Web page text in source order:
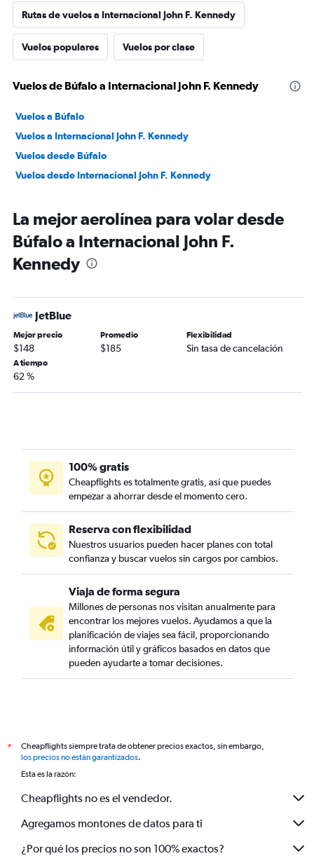
Rutas de vuelos a Internacional John F. Kennedy
Vuelos populares Vuelos por clase
Vuelos de Búfalo a Internacional John F. Kennedy
Vuelos a Búfalo
Vuelos a Internacional John F. Kennedy
Vuelos desde Búfalo
Vuelos desde Internacional John F. Kennedy
La mejor aerolínea para volar desde
Búfalo a Internacional John F.
Kennedy
JetBlue
Mejor precio
$148
Promedio
$185
Flexibilidad
Sin tasa de cancelación
A tiempo
62 %
100% gratis
Cheapflights es totalmente gratis, así que puedes
empezar a ahorrar desde el momento cero.
Reserva con flexibilidad
Nuestros usuarios pueden hacer planes con total
confianza y buscar vuelos sin cargos por cambios.
Viaja de forma segura
Millones de personas nos visitan anualmente para
encontrar los mejores vuelos. Ayudamos a que la
planificación de viajes sea fácil, proporcionando
información útil y gráficos basados en datos que
pueden ayudarte a tomar decisiones.
*
Cheapflights siempre trata de obtener precios exactos, sin embargo,
los precios no están garantizados.
Esta es la razón:
Cheapflights no es el vendedor.
Agregamos montones de datos para ti
¿Por qué los precios no son 100% exactos?